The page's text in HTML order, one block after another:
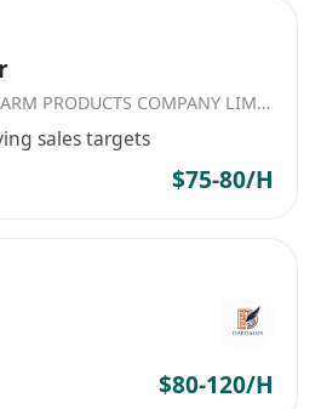
际贸易、物流、英语等相关
协调经验
尤其是香港转口贸易
语和英语
ENJOY NORTH EAST FARM PRODUCTS COMPANY LIMITED
sales targets
$75-80/H
$80-120/H